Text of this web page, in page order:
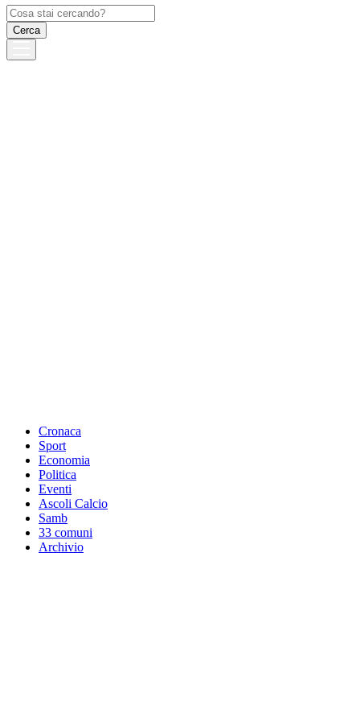
Ricerca
per:
Cronaca
Sport
Economia
Politica
Eventi
Ascoli Calcio
Samb
33 comuni
Archivio